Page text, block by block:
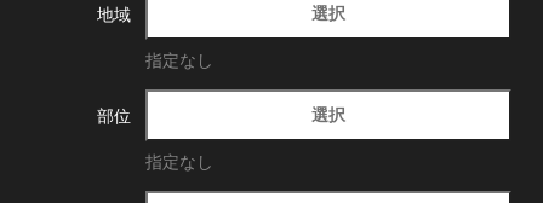
地域 選択
指定なし
部位 選択
指定なし